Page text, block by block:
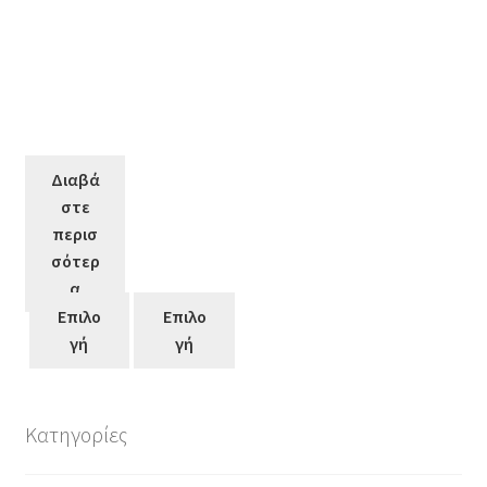
Διαβά
στε
περισ
σότερ
α
Επιλο
γή
Επιλο
γή
Κατηγορίες